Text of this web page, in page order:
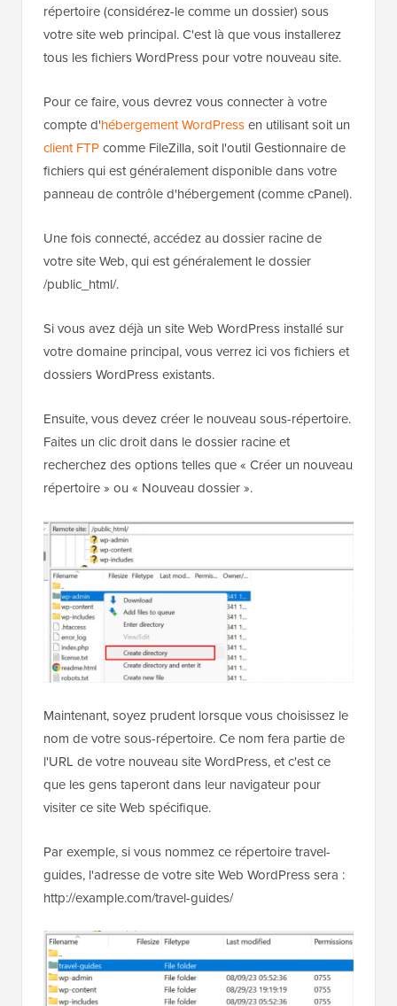
répertoire (considérez-le comme un dossier) sous
votre site web principal. C'est là que vous installerez
tous les fichiers WordPress pour votre nouveau site.
Pour ce faire, vous devrez vous connecter à votre
compte d'hébergement WordPressen utilisant soit un
client FTPcomme FileZilla, soit l'outil Gestionnaire de
fichiers qui est généralement disponible dans votre
panneau de contrôle d'hébergement (comme cPanel).
Une fois connecté, accédez au dossier racine de
votre site Web, qui est généralement le dossier
/public_html/.
Si vous avez déjà un site Web WordPress installé sur
votre domaine principal, vous verrez ici vos fichiers et
dossiers WordPress existants.
Ensuite, vous devez créer le nouveau sous-répertoire.
Faites un clic droit dans le dossier racine et
recherchez des options telles que « Créer un nouveau
répertoire » ou « Nouveau dossier ».
Maintenant, soyez prudent lorsque vous choisissez le
nom de votre sous-répertoire. Ce nom fera partie de
l'URL de votre nouveau site WordPress, et c'est ce
que les gens taperont dans leur navigateur pour
visiter ce site Web spécifique.
Par exemple, si vous nommez ce répertoire travel-
guides, l'adresse de votre site Web WordPress sera :
http://example.com/travel-guides/